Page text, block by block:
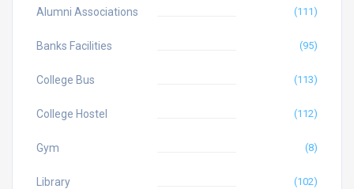
Alumni Associations (111)
Banks Facilities (95)
College Bus (113)
College Hostel (112)
Gym (8)
Library (102)